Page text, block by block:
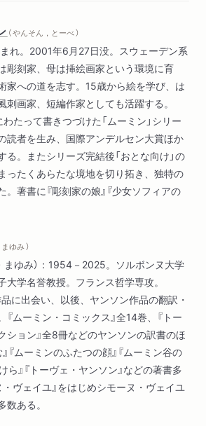
（ やんそん，とーべ ）
れ。2001年6月27日没。スウェーデン系
彫刻家、母は挿絵画家という環境に育
家への道を志す。15歳から絵を学び、は
刺画家、短編作家としても活躍する。
たって書きつづけた「ムーミン」シリー
読者を生み、国際アンデルセン大賞ほか
。またシリーズ完結後「おとな向け」の
ったくあらたな境地を切り拓き、独特の
著書に『彫刻家の娘』『少女ソフィアの
ゆみ ）
まゆみ）：1954－2025。ソルボンヌ大学
大学名誉教授。フランス哲学専攻。
に出会い、以後、ヤンソン作品の翻訳・
ムーミン・コミックス』全14巻、『トー
ション』全8冊などのヤンソンの訳書のほ
『ムーミンのふたつの顔』『ムーミン谷の
ら』『トーヴェ・ヤンソン』などの著書多
ヴェイユ』をはじめシモーヌ・ヴェイユ
ある。